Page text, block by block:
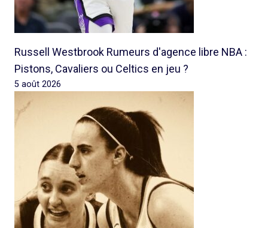
Russell Westbrook Rumeurs d'agence libre NBA :
Pistons, Cavaliers ou Celtics en jeu ?
5 août 2026